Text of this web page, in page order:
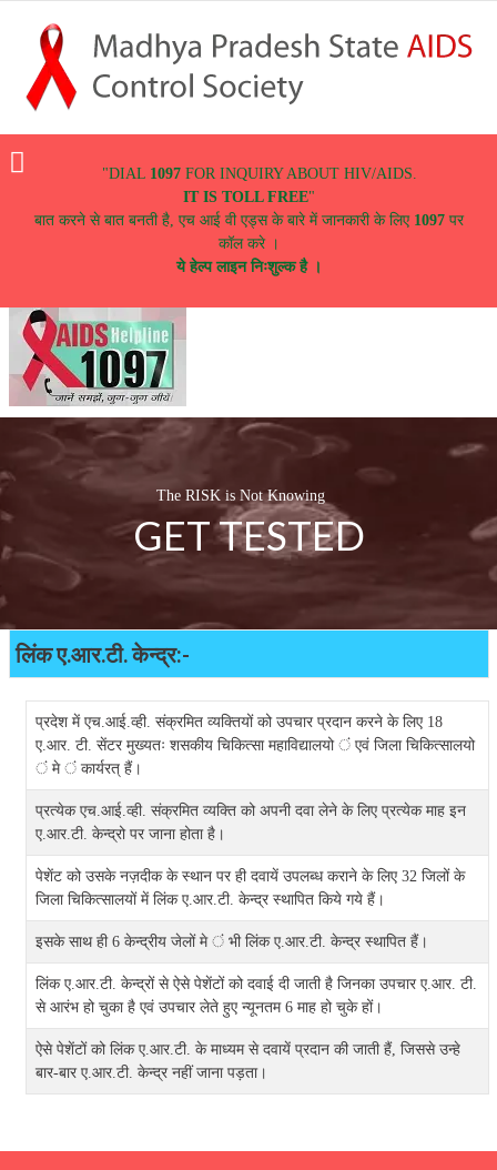
"DIAL 1097 FOR INQUIRY ABOUT HIV/AIDS.
IT IS TOLL FREE"
बात करने से बात बनती है, एच आई वी एड्स के बारे में जानकारी के लिए 1097पर
कॉल करे ।
ये हेल्प लाइन निःशुल्क है ।
The RISK is Not Knowing
GET TESTED
लिंक ए.आर.टी. केन्द्र:-
प्रदेश में एच.आई.व्ही. संक्रमित व्यक्तियों को उपचार प्रदान करने के लिए 18
ए.आर. टी. सेंटर मुख्यतः शसकीय चिकित्सा महाविद्यालयो ं एवं जिला चिकित्सालयो
ं मे ं कार्यरत् हैं।
प्रत्येक एच.आई.व्ही. संक्रमित व्यक्ति को अपनी दवा लेने के लिए प्रत्येक माह इन
ए.आर.टी. केन्द्रो पर जाना होता है।
पेशेंट को उसके नज़दीक के स्थान पर ही दवायें उपलब्ध कराने के लिए 32 जिलों के
जिला चिकित्सालयों में लिंक ए.आर.टी. केन्द्र स्थापित किये गये हैं।
इसके साथ ही 6 केन्द्रीय जेलों मे ं भी लिंक ए.आर.टी. केन्द्र स्थापित हैं।
लिंक ए.आर.टी. केन्द्रों से ऐसे पेशेंटों को दवाई दी जाती है जिनका उपचार ए.आर. टी.
से आरंभ हो चुका है एवं उपचार लेते हुए न्यूनतम 6 माह हो चुके हों।
ऐसे पेशेंटों को लिंक ए.आर.टी. के माध्यम से दवायें प्रदान की जाती हैं, जिससे उन्हे
बार-बार ए.आर.टी. केन्द्र नहीं जाना पड़ता।